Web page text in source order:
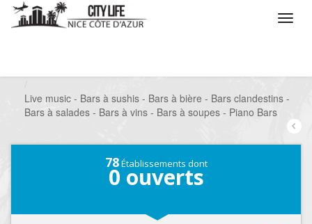
Live music - Bars à sushis - Bars à bière - Bars clandestins -
Bars à salades - Bars à vins - Bars à soupes - Piano Bars
78Établissements dont
0 ouverts